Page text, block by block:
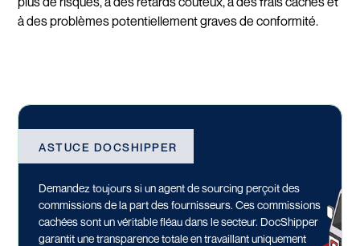
à des problèmes potentiellement graves de conformité.
ASTUCE DOCSHIPPER
Demandez toujours si un agent de sourcing perçoit des
commissions de la part des fournisseurs. Ces commissions
cachées sont un véritable fléau dans le secteur. DocShipper
garantit une transparence totale en travaillant uniquement